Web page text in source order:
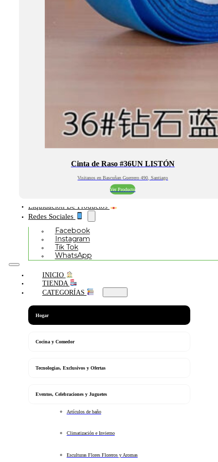
Cinta de Raso #36UN LISTÓN
Visitanos en Bascuñan Guerrero 490, Santiago
Ver Producto
Liquidación De Productos
Redes Sociales
Facebook
Instagram
Tik Tok
WhatsApp
INICIO
TIENDA
CATEGORÍAS
Hogar
Cocina y Comedor
Tecnologias, Exclusivos y Ofertas
Eventos, Celebraciones y Juguetes
Artículos de baño
Climatización e Invierno
Esculturas Flores Floreros y Aromas